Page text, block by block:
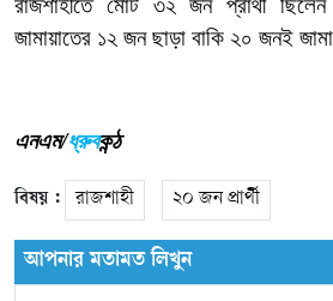
রাজশাহীতে মোট ৩২ জন প্রার্থী
জামায়াতের ১২ জন ছাড়া বাকি ২০ জনই
এনএম/ধ্রুবকন্ঠ
বিষয় : রাজশাহী ২০ জন প্রার্থী
আপনার মতামত লিখুন